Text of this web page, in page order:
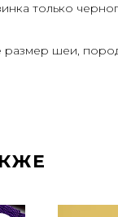
только
размер шеи,